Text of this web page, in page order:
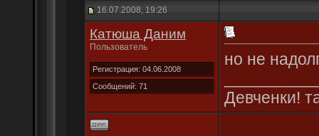
16.07.2008, 19:26
Катюша Даним
Пользователь
Регистрация: 04.06.2008
Сообщений: 71
но не
Девченки!